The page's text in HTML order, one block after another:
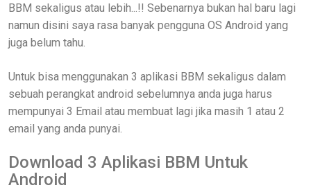
BBM sekaligus atau lebih...!! Sebenarnya bukan hal baru lagi
namun disini saya rasa banyak pengguna OS Android yang
juga belum tahu.
Untuk bisa menggunakan 3 aplikasi BBM sekaligus dalam
sebuah perangkat android sebelumnya anda juga harus
mempunyai 3 Email atau membuat lagi jika masih 1 atau 2
email yang anda punyai.
Download 3 Aplikasi BBM Untuk
Android